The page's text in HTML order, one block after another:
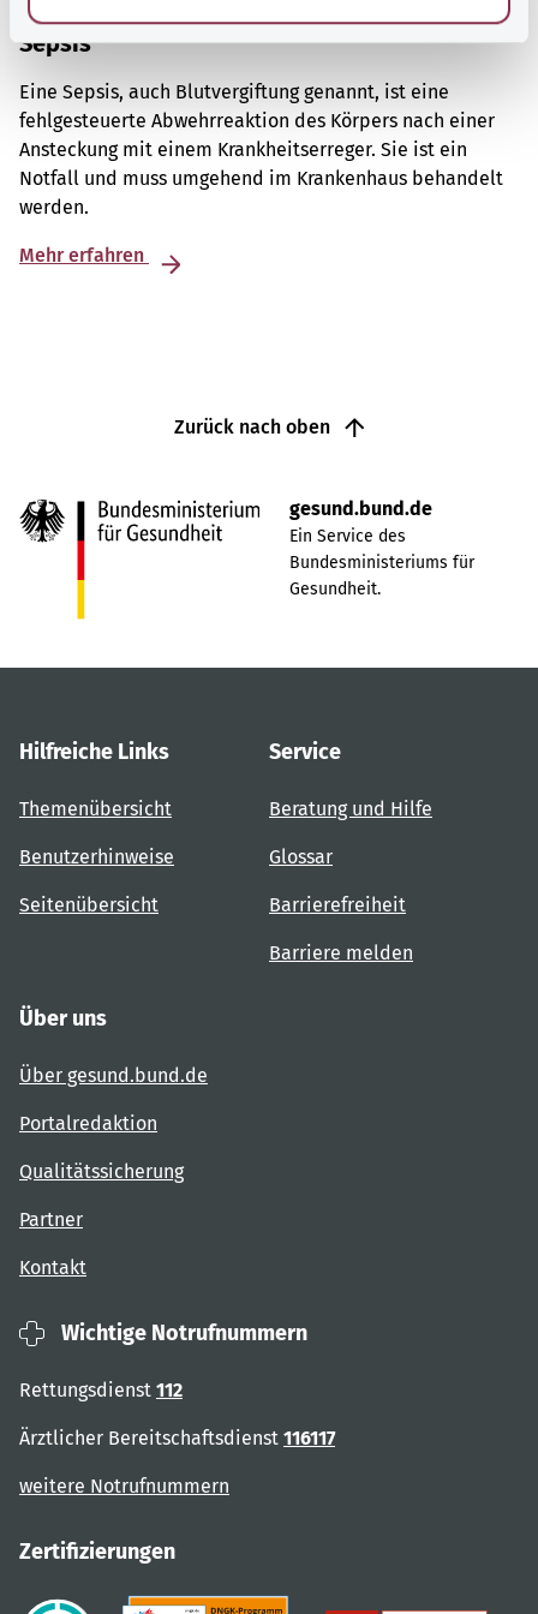
Sepsis
Eine Sepsis, auch Blutvergiftung genannt, ist eine
fehlgesteuerte Abwehrreaktion des Körpers nach einer
Ansteckung mit einem Krankheitserreger. Sie ist ein
Notfall und muss umgehend im Krankenhaus behandelt
werden.
Mehr erfahren
Zurück nach oben
gesund.bund.de
Ein Service des
Bundesministeriums für
Gesundheit.
Hilfreiche Links
Themenübersicht
Benutzerhinweise
Seitenübersicht
Service
Beratung und Hilfe
Glossar
Barrierefreiheit
Barriere melden
Über uns
Über gesund.bund.de
Portalredaktion
Qualitätssicherung
Partner
Kontakt
Wichtige Notrufnummern
Rettungsdienst 112
Ärztlicher Bereitschaftsdienst 116117
weitere Notrufnummern
Zertifizierungen